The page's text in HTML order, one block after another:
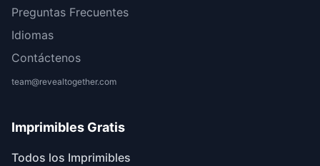
Preguntas Frecuentes
Idiomas
Contáctenos
team@revealtogether.com
Imprimibles Gratis
Todos los Imprimibles